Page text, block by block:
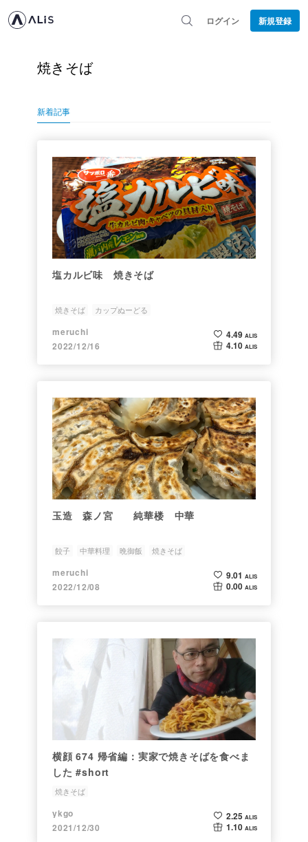
ログイン 新規登録
焼きそば
新着記事
塩カルビ味 焼きそば
焼きそば カップぬーどる
meruchi
2022/12/16
4.49 ALIS
4.10 ALIS
玉造 森ノ宮 純華楼 中華
餃子 中華料理 晩御飯 焼きそば
meruchi
2022/12/08
9.01 ALIS
0.00 ALIS
横顔 674 帰省編：実家で焼きそばを食べま
した #short
焼きそば
ykgo
2021/12/30
2.25 ALIS
1.10 ALIS